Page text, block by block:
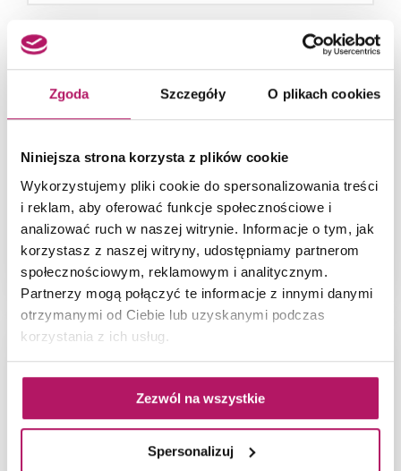
Zgoda Szczegóły O plikach cookies
Niniejsza strona korzysta z plików cookie
Wykorzystujemy pliki cookie do spersonalizowania treści
i reklam, aby oferować funkcje społecznościowe i
analizować ruch w naszej witrynie. Informacje o tym, jak
korzystasz z naszej witryny, udostępniamy partnerom
społecznościowym, reklamowym i analitycznym.
Partnerzy mogą połączyć te informacje z innymi danymi
otrzymanymi od Ciebie lub uzyskanymi podczas
korzystania z ich usług.
Zezwól na wszystkie
Spersonalizuj
Duża łazienka w drewnie i jasnym kamieniu Cerrad
Masterstone